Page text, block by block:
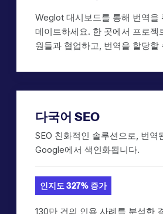
Weglot 대시보드를 통해 번역을
데이트하세요. 한 곳에서 프로젝
원들과 협업하고, 번역을 할당할
다국어 SEO
SEO 친화적인 솔루션으로, 번역
Google에서 색인화됩니다.
인지도 327% 증가
130만 건의 인용 사례를 분석한